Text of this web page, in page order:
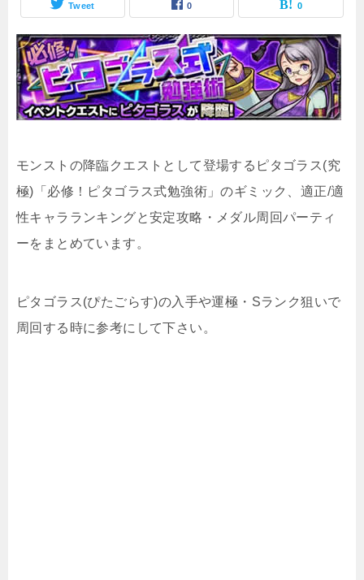
Tweet 0 0
モンストの降臨クエストとして登場するピタゴラス(究
極)「必修！ピタゴラス式勉強術」のギミック、適正/適
性キャラランキングと安定攻略・メダル周回パーティ
ーをまとめています。
ピタゴラス(ぴたごらす)の入手や運極・Sランク狙いで
周回する時に参考にして下さい。